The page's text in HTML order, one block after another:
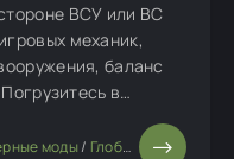
ВСУ или ВС
механик,
баланс
в
моды/ Глобальные моды